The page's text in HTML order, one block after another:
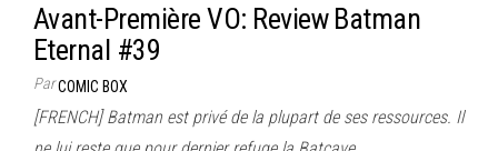
Avant-Première VO: Review Batman
Eternal #39
ParCOMIC BOX
[FRENCH] Batman est privé de la plupart de ses ressources. Il